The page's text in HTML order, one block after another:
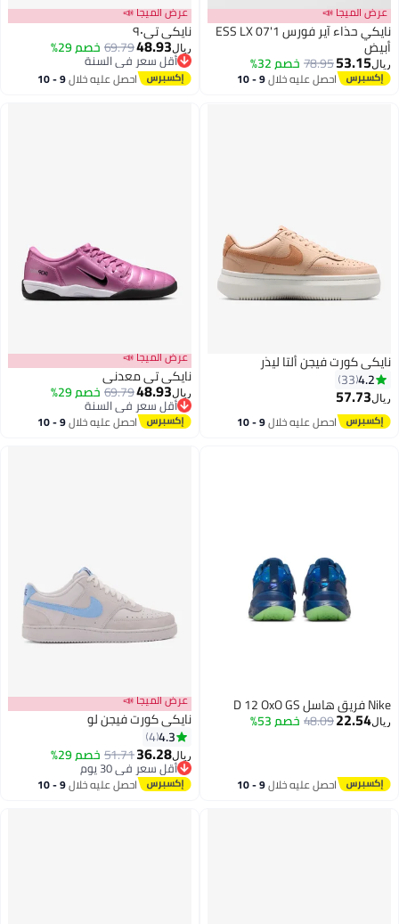
عرض الميجا 📣
نايكي حذاء آير فورس 1'07 ESS LX
أبيض
ريال53.15
78.95خصم 32%
احصل عليه خلال 9 - 10
3
عرض الميجا 📣
نايكي تي٩٠
ريال48.93
69.79خصم 29%
أقل سعر في السنة
أقل سعر في السنة
احصل عليه خلال 9 - 10
نايكي كورت فيجن ألتا ليذر
4.2
33
ريال57.73
احصل عليه خلال 9 - 10
4
عرض الميجا 📣
نايكي تي معدني
ريال48.93
69.79خصم 29%
أقل سعر في السنة
أقل سعر في السنة
احصل عليه خلال 9 - 10
Nike فريق هاسل D 12 OxO GS
ريال22.54
48.09خصم 53%
احصل عليه خلال 9 - 10
عرض الميجا 📣
نايكي كورت فيجن لو
4.3
4
ريال36.28
51.71خصم 29%
أقل سعر في 30 يوم
أقل سعر في 30 يوماحصل عليه خلال 9 - 10